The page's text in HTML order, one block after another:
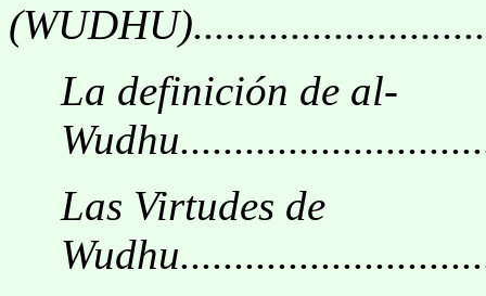
La definición de al-
Las Virtudes de